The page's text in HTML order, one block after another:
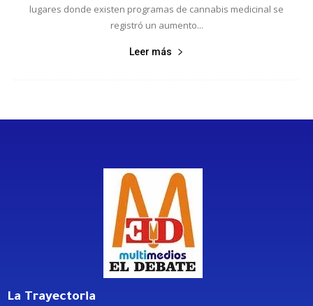
lugares donde existen programas de cannabis medicinal se
registró un aumento...
Leer más
La Trayectoria